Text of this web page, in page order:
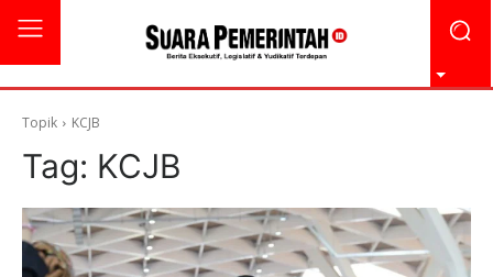
Topik KCJB
Tag: KCJB